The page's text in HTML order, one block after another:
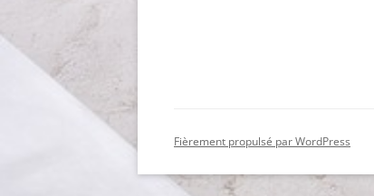
Fièrement propulsé par WordPress